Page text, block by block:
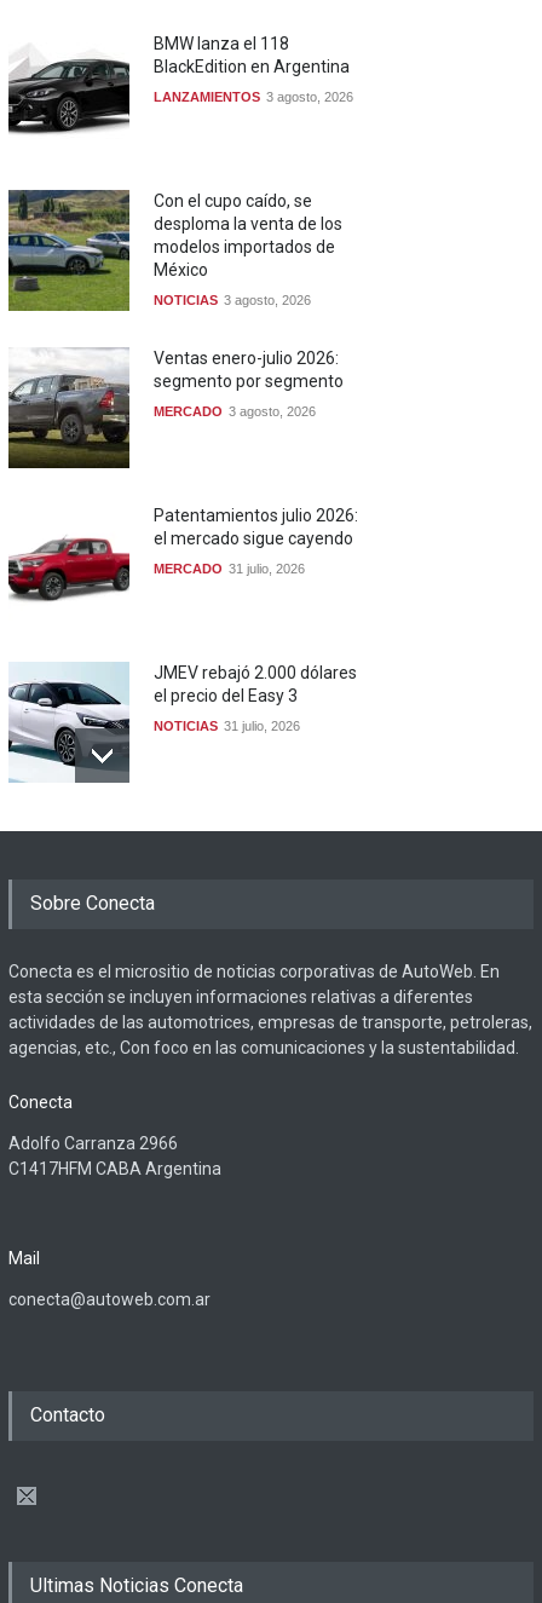
BMW lanza el 118
BlackEdition en Argentina
LANZAMIENTOS 3 agosto, 2026
Con el cupo caído, se
desploma la venta de los
modelos importados de
México
NOTICIAS 3 agosto, 2026
Ventas enero-julio 2026:
segmento por segmento
MERCADO 3 agosto, 2026
Patentamientos julio 2026:
el mercado sigue cayendo
MERCADO 31 julio, 2026
JMEV rebajó 2.000 dólares
el precio del Easy 3
NOTICIAS 31 julio, 2026
Sobre Conecta
Conecta es el micrositio de noticias corporativas de AutoWeb. En
esta sección se incluyen informaciones relativas a diferentes
actividades de las automotrices, empresas de transporte, petroleras,
agencias, etc., Con foco en las comunicaciones y la sustentabilidad.
Conecta
Adolfo Carranza 2966
C1417HFM CABA Argentina
Mail
conecta@autoweb.com.ar
Contacto
Ultimas Noticias Conecta